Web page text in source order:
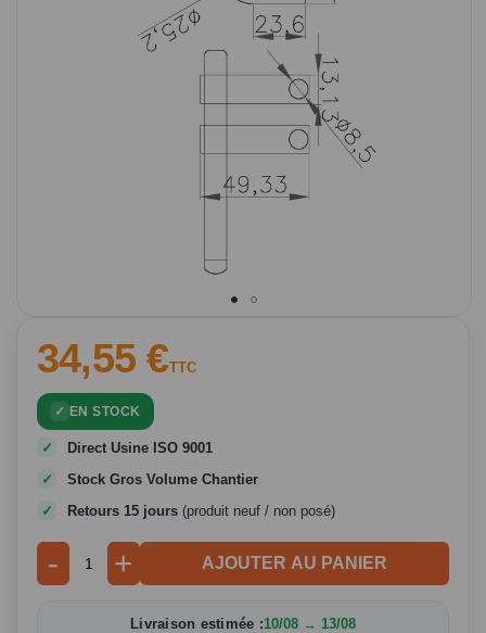
début
Galerie
d’images
34,55 €TTC
EN STOCK
Direct Usine ISO 9001
Stock Gros Volume Chantier
Retours 15 jours (produit neuf / non posé)
- + AJOUTER AU PANIER
Livraison estimée :10/08 → 13/08